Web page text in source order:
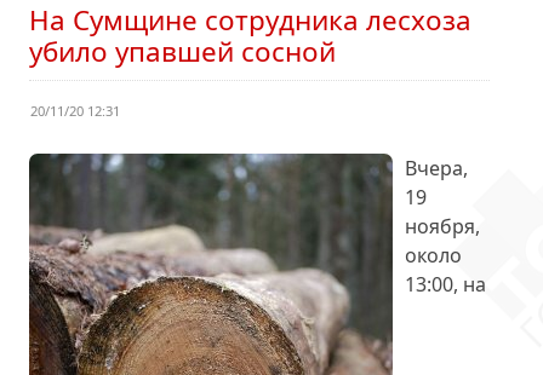
На Сумщине сотрудника лесхоза
убило упавшей сосной
20/11/20 12:31
Вчера,
19
ноября,
около
13:00, на